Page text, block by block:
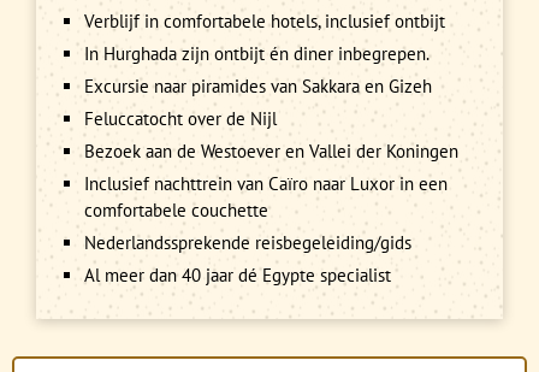
Verblijf in comfortabele hotels, inclusief ontbijt
In Hurghada zijn ontbijt én diner inbegrepen.
Excursie naar piramides van Sakkara en Gizeh
Feluccatocht over de Nijl
Bezoek aan de Westoever en Vallei der Koningen
Inclusief nachttrein van Caïro naar Luxor in een
comfortabele couchette
Nederlandssprekende reisbegeleiding/gids
Al meer dan 40 jaar dé Egypte specialist